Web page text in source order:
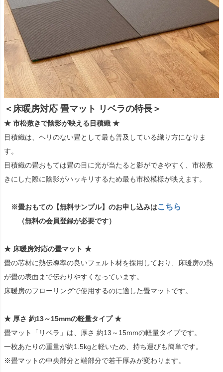
＜床暖房対応 畳マット リベラの特長＞
★ 市松敷きで陰影が映える目積織 ★
目積織は、ヘリのない畳として最も普及している織り方になりま
す。
目積織の畳おもては畳の目に光が当たると影ができやすく、市松敷
きにした際に陰影がハッキリするため最も市松模様が映えます。
※畳おもての【無料サンプル】のお申し込みはこちら
（無料の会員登録が必要です）
★ 床暖房対応の畳マット ★
畳の芯材に熱伝導率の良いフェルト材を採用しており、床暖房の熱
が畳の表面まで伝わりやすくなっています。
床暖房のフローリングで使用するのに適した畳マットです。
★ 厚さ 約13～15mmの軽量タイプ ★
畳マット「リベラ」は、厚さ 約13～15mmの軽量タイプです。
一枚あたりの重量が約1.5kgと軽いため、持ち運びも簡単です。
※畳マットの中央部分と端部分で若干厚みが変わります。